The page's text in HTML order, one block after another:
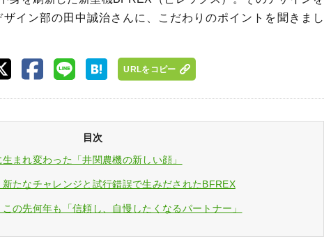
イン部の田中誠治さんに、こだわりのポイントを聞きまし
URLをコピー
目次
まれ変わった「井関農機の新しい顔」
たなチャレンジと試行錯誤で生みだされたBFREX
の先何年も「信頼し、自慢したくなるパートナー」